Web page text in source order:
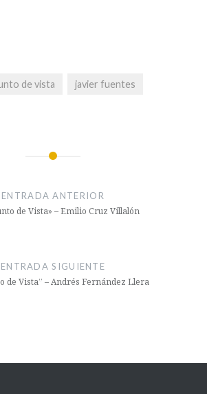
de vista javier fuentes
ENTRADA ANTERIOR
de Vista» – Emilio Cruz Villalón
ENTRADA SIGUIENTE
de Vista” – Andrés Fernández Llera